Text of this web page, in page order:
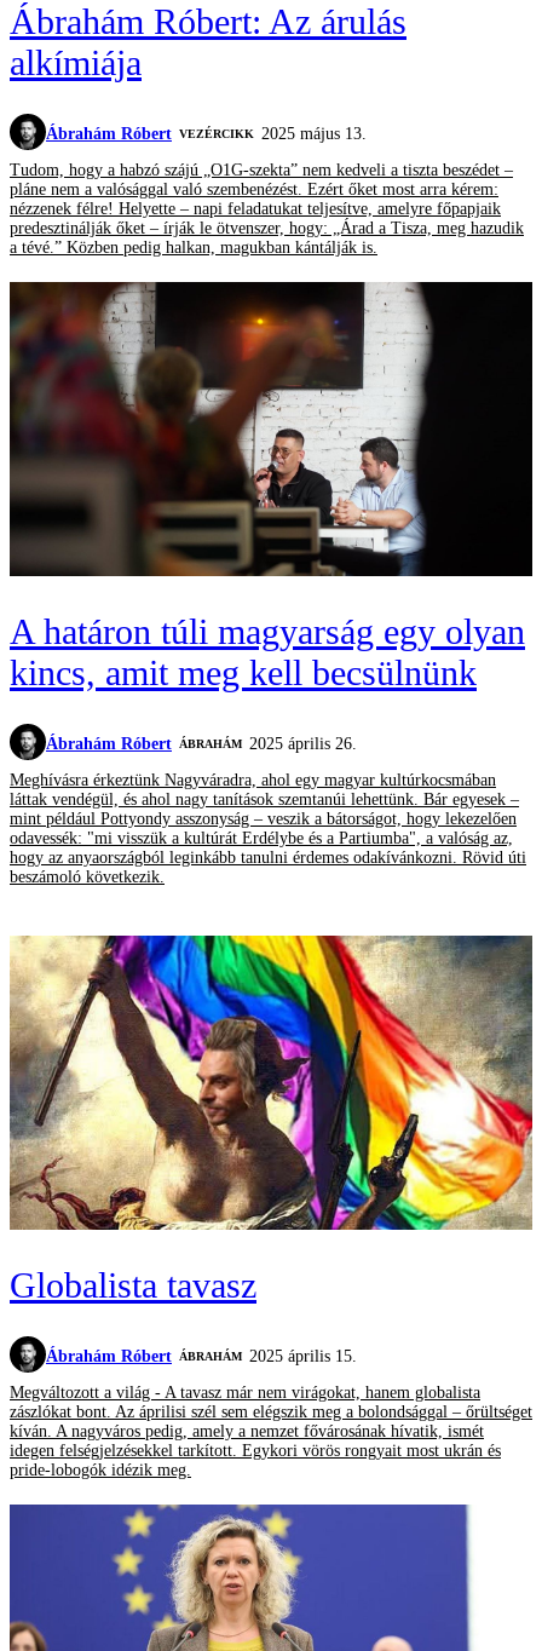
Ábrahám Róbert: Az árulás
alkímiája
Ábrahám Róbert VEZÉRCIKK
2025 május 13.
Tudom, hogy a habzó szájú „O1G-szekta” nem kedveli a tiszta beszédet –
pláne nem a valósággal való szembenézést. Ezért őket most arra kérem:
nézzenek félre! Helyette – napi feladatukat teljesítve, amelyre főpapjaik
predesztinálják őket – írják le ötvenszer, hogy: „Árad a Tisza, meg hazudik
a tévé.” Közben pedig halkan, magukban kántálják is.
A határon túli magyarság egy olyan
kincs, amit meg kell becsülnünk
Ábrahám Róbert ÁBRAHÁM
2025 április 26.
Meghívásra érkeztünk Nagyváradra, ahol egy magyar kultúrkocsmában
láttak vendégül, és ahol nagy tanítások szemtanúi lehettünk. Bár egyesek –
mint például Pottyondy asszonyság – veszik a bátorságot, hogy lekezelően
odavessék: "mi visszük a kultúrát Erdélybe és a Partiumba", a valóság az,
hogy az anyaországból leginkább tanulni érdemes odakívánkozni. Rövid úti
beszámoló következik.
Globalista tavasz
Ábrahám Róbert ÁBRAHÁM
2025 április 15.
Megváltozott a világ - A tavasz már nem virágokat, hanem globalista
zászlókat bont. Az áprilisi szél sem elégszik meg a bolondsággal – őrültséget
kíván. A nagyváros pedig, amely a nemzet fővárosának hívatik, ismét
idegen felségjelzésekkel tarkított. Egykori vörös rongyait most ukrán és
pride-lobogók idézik meg.